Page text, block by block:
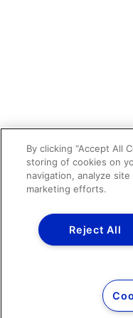
By clicking “Accept All
storing of cookies on
navigation, analyze
marketing efforts.
Reject All